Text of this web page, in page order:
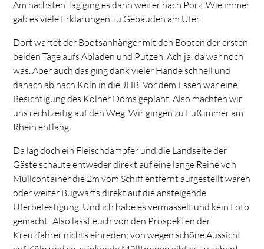
Am nächsten Tag ging es dann weiter nach Porz. Wie immer
gab es viele Erklärungen zu Gebäuden am Ufer.
Dort wartet der Bootsanhänger mit den Booten der ersten
beiden Tage aufs Abladen und Putzen. Ach ja, da war noch
was. Aber auch das ging dank vieler Hände schnell und
danach ab nach Köln in die JHB. Vor dem Essen war eine
Besichtigung des Kölner Doms geplant. Also machten wir
uns rechtzeitig auf den Weg. Wir gingen zu Fuß immer am
Rhein entlang
Da lag doch ein Fleischdampfer und die Landseite der
Gäste schaute entweder direkt auf eine lange Reihe von
Müllcontainer die 2m vom Schiff entfernt aufgestellt waren
oder weiter Bugwärts direkt auf die ansteigende
Uferbefestigung. Und ich habe es vermasselt und kein Foto
gemacht! Also lasst euch von den Prospekten der
Kreuzfahrer nichts einreden; von wegen schöne Aussicht